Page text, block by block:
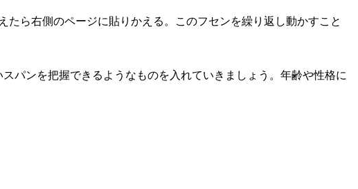
ら右側のページに貼りかえる。このフセンを繰り返し動かすこと
パンを把握できるようなものを入れていきましょう。年齢や性格に